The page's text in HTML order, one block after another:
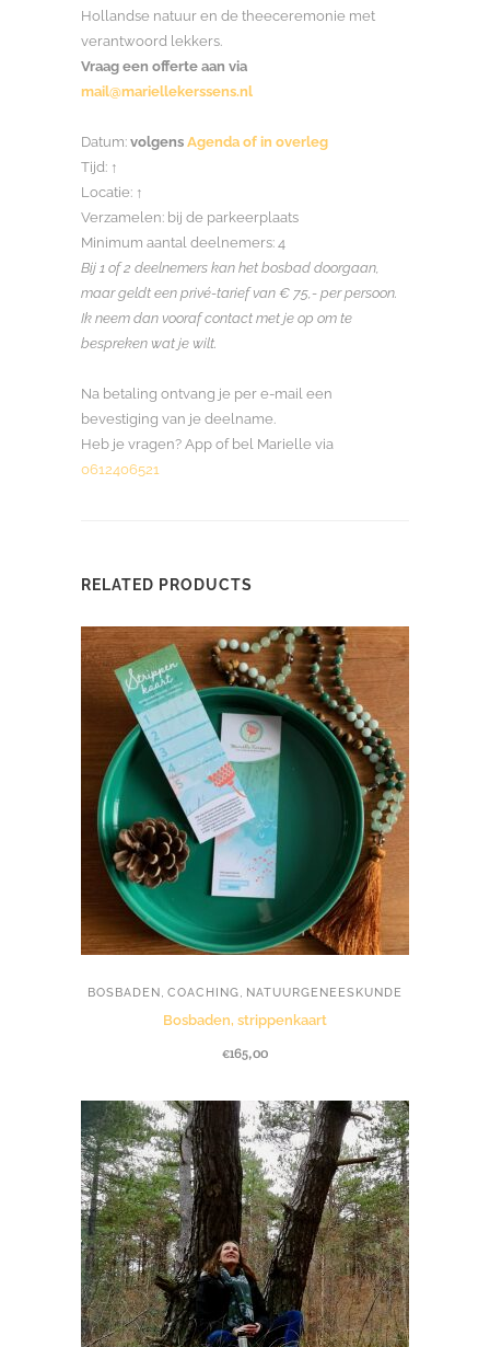
Hollandse natuur en de theeceremonie met
verantwoord lekkers.
Vraag een offerte aan via
mail@mariellekerssens.nl
Datum: volgens Agenda of in overleg
Tijd: ↑
Locatie: ↑
Verzamelen: bij de parkeerplaats
Minimum aantal deelnemers: 4
Bij 1 of 2 deelnemers kan het bosbad doorgaan,
maar geldt een privé-tarief van € 75,- per persoon.
Ik neem dan vooraf contact met je op om te
bespreken wat je wilt.
Na betaling ontvang je per e-mail een
bevestiging van je deelname.
Heb je vragen? App of bel Marielle via
0612406521
RELATED PRODUCTS
BOSBADEN COACHING NATUURGENEESKUNDE
Bosbaden, strippenkaart
€165,00